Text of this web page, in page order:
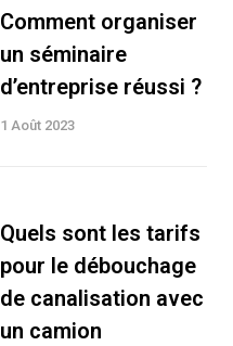
Comment organiser
un séminaire
d’entreprise réussi ?
1 Août 2023
Quels sont les tarifs
pour le débouchage
de canalisation avec
un camion